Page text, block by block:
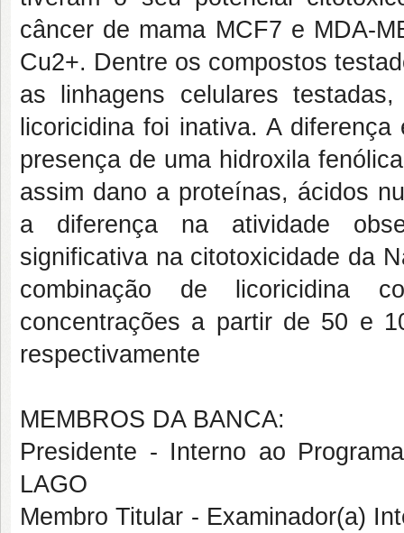
câncer de mama MCF7 e MDA-
Cu2+. Dentre os compostos
as linhagens celulares
licoricidina foi inativa. A
presença de uma hidroxila
assim dano a proteínas, ácidos
a diferença na atividade
significativa na citotoxicidade da
combinação de licoricidina
concentrações a partir de 50 e
respectivamente
MEMBROS DA BANCA:
Presidente - Interno ao
LAGO
Membro Titular - Examinador(a)